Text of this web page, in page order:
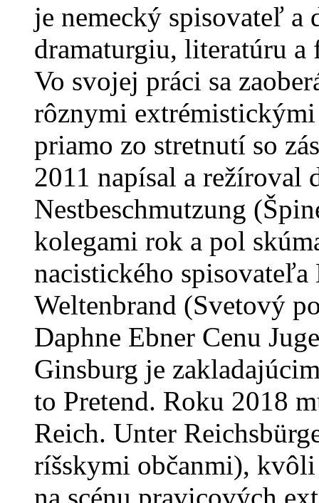
je nemecký spisovateľ a
dramaturgiu, literatúru
Vo svojej práci sa
rôznymi
priamo zo stretnutí so
2011 napísal a režíroval
Nestbeschmutzung
kolegami rok a pol
nacistického
Weltenbrand (Svetový
Daphne Ebner Cenu
Ginsburg je
to Pretend. Roku 2018
Reich. Unter
ríšskymi občanmi),
na scénu pravicových